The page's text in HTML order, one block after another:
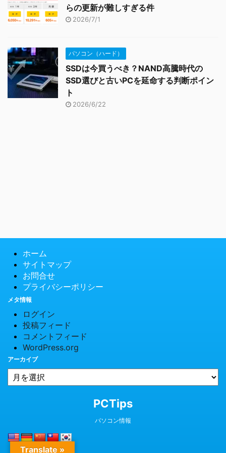
らの更新が難しすぎる件
2026/7/1
パソコン（ハード）
SSDは今買うべき？NAND高騰時代の
SSD選びと古いPCを延命する判断ポイン
ト
2026/6/22
ホーム
サイトマップ
お問合せ
プライバシーポリシー
メタ情報
ログイン
投稿フィード
コメントフィード
WordPress.org
アーカイブ
PCTips
パソコン情報
Translate »
© 2026 PCTips